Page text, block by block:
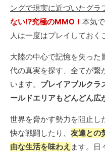
ングで現実に近づいたグラ
ない!?究極のMMO！ 本気
人は一度はプレイしておく
大陸の中心で記憶を失った
代の真実を探す、全てが繋
います。 プレイアブルクラ
ールドエリアもどんどん広
世界を脅かす勢力を阻止し
快な戦闘したり、 友達との
由な生活を味わえ ます。日